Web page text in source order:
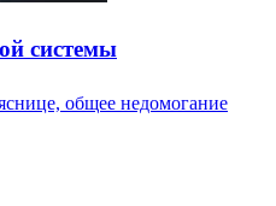
системы
общее недомогание